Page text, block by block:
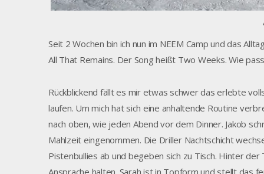
Seit 2 Wochen bin ich nun im NEEM Camp und das
All That Remains. Der Song heißt Two Weeks. Wie
Rückblickend fällt es mir etwas schwer das erlebte
laufen. Um mich hat sich eine anhaltende Routine
nach oben, wie jeden Abend vor dem Dinner. Jakob
Mahlzeit eingenommen. Die Driller Nachtschicht
Pistenbullies ab und begeben sich zu Tisch. Hinter
Ansprache halten. Sarah ist in Topform und stellt das